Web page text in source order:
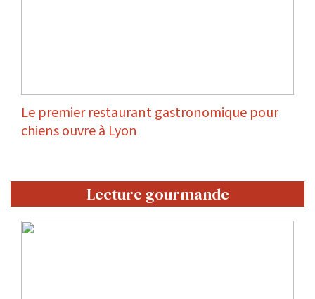
Le premier restaurant gastronomique pour
chiens ouvre à Lyon
Lecture gourmande